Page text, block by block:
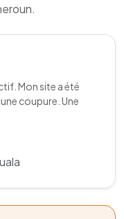
Mon site a été
coupure. Une